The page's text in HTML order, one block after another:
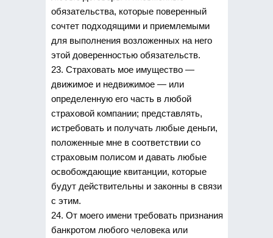
обязательства, которые поверенный
сочтет подходящими и приемлемыми
для выполнения возложенных на него
этой доверенностью обязательств.
23. Страховать мое имущество —
движимое и недвижимое — или
определенную его часть в любой
страховой компании; представлять,
истребовать и получать любые деньги,
положенные мне в соответствии со
страховым полисом и давать любые
освобождающие квитанции, которые
будут действительны и законны в связи
с этим.
24. От моего имени требовать признания
банкротом любого человека или